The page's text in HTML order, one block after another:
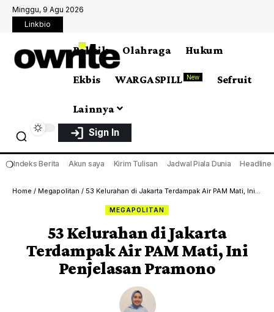
Minggu, 9 Agu 2026
Linkbio
Politik Olahraga Hukum
Ekbis WARGA SPILL New Sefruit
Lainnya
Sign In
❍Indeks Berita Akun saya Kirim Tulisan Jadwal Piala Dunia Headline
Home / Megapolitan / 53 Kelurahan di Jakarta Terdampak Air PAM Mati, Ini Penjelasan Pramono
MEGAPOLITAN
53 Kelurahan di Jakarta
Terdampak Air PAM Mati, Ini
Penjelasan Pramono